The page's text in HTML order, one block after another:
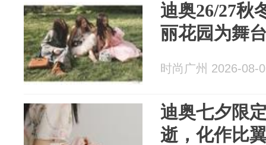
迪奥26/27秋
丽花园为舞
时尚广州 2026-08-
迪奥七夕限
逝，化作比